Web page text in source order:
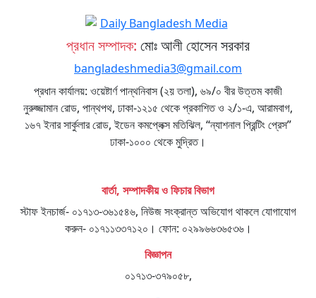
প্রধান সম্পাদক: মোঃ আলী হোসেন সরকার
bangladeshmedia3@gmail.com
প্রধান কার্যালয়: ওয়েষ্টার্ণ পান্থনিবাস (২য় তলা), ৬৯/০ বীর উত্তম কাজী
নুরুজ্জামান রোড, পান্থপথ, ঢাকা-১২১৫ থেকে প্রকাশিত ও ২/১-এ, আরামবাগ,
১৬৭ ইনার সার্কুলার রোড, ইডেন কমপ্লেক্স মতিঝিল, “ন্যাশনাল প্রিন্টিং প্রেস”
ঢাকা-১০০০ থেকে মুদ্রিত।
বার্তা, সম্পাদকীয় ও ফিচার বিভাগ
স্টাফ ইনচার্জ- ০১৭১৩-৩৬১৫৪৬, নিউজ সংক্রান্ত অভিযোগ থাকলে যোগাযোগ
করুন- ০১৭১১৩৩৭১২০। ফোন: ০২৯৯৬৬৩৬৫৩৬।
বিজ্ঞাপন
০১৭১৩-৩৭৯০৫৮,